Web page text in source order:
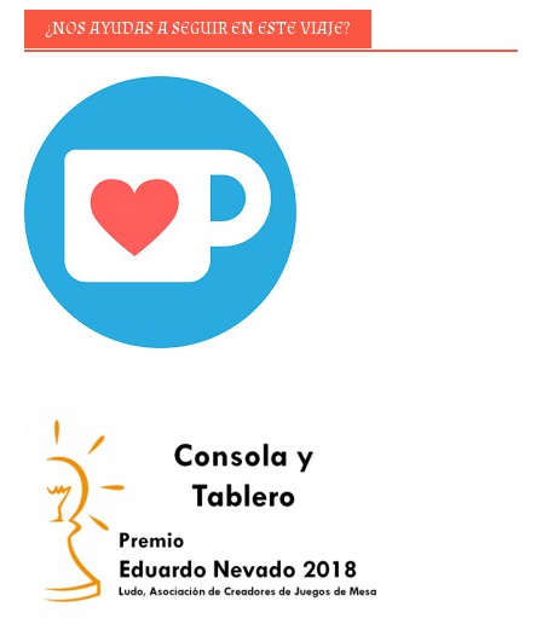
¿NOS AYUDAS A SEGUIR EN ESTE VIAJE?